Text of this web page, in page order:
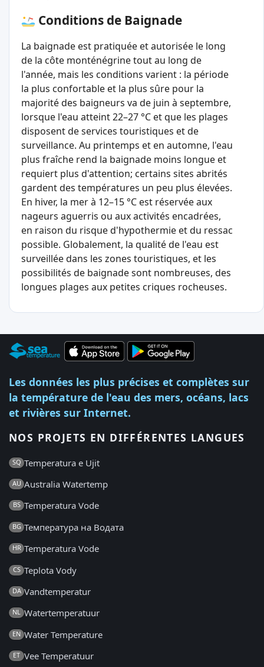
Conditions de Baignade
La baignade est pratiquée et autorisée le long
de la côte monténégrine tout au long de
l'année, mais les conditions varient : la période
la plus confortable et la plus sûre pour la
majorité des baigneurs va de juin à septembre,
lorsque l'eau atteint 22–27 °C et que les plages
disposent de services touristiques et de
surveillance. Au printemps et en automne, l'eau
plus fraîche rend la baignade moins longue et
requiert plus d'attention; certains sites abrités
gardent des températures un peu plus élevées.
En hiver, la mer à 12–15 °C est réservée aux
nageurs aguerris ou aux activités encadrées,
en raison du risque d'hypothermie et du ressac
possible. Globalement, la qualité de l'eau est
surveillée dans les zones touristiques, et les
possibilités de baignade sont nombreuses, des
longues plages aux petites criques rocheuses.
Les données les plus précises et complètes sur
la température de l'eau des mers, océans, lacs
et rivières sur Internet.
NOS PROJETS EN DIFFÉRENTES LANGUES
SQ Temperatura e Ujit
AU Australia Watertemp
BS Temperatura Vode
BG Температура на Водата
HR Temperatura Vode
CS Teplota Vody
DA Vandtemperatur
NL Watertemperatuur
EN Water Temperature
ET Vee Temperatuur